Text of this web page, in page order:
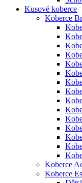
Kusové koberce
Koberce
Koberce
Koberce